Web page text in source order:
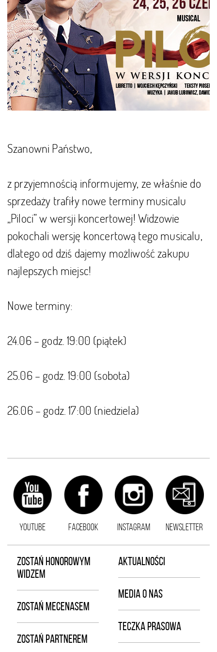
Szanowni Państwo,
z przyjemnością informujemy, ze właśnie do
sprzedaży trafiły nowe terminy musicalu
„Piloci” w wersji koncertowej! Widzowie
pokochali wersję koncertową tego musicalu,
dlatego od dziś dajemy możliwość zakupu
najlepszych miejsc!
Nowe terminy:
24.06 – godz. 19:00 (piątek)
25.06 – godz. 19:00 (sobota)
26.06 – godz. 17:00 (niedziela)
YOUTUBE FACEBOOK INSTAGRAM NEWSLETTER
ZOSTAŃ HONOROWYM
WIDZEM
ZOSTAŃ MECENASEM
ZOSTAŃ PARTNEREM
AKTUALNOŚCI
MEDIA O NAS
TECZKA PRASOWA